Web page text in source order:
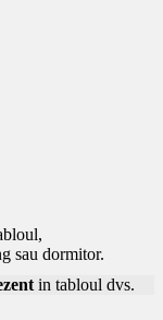
sau dormitor.
in tabloul dvs.